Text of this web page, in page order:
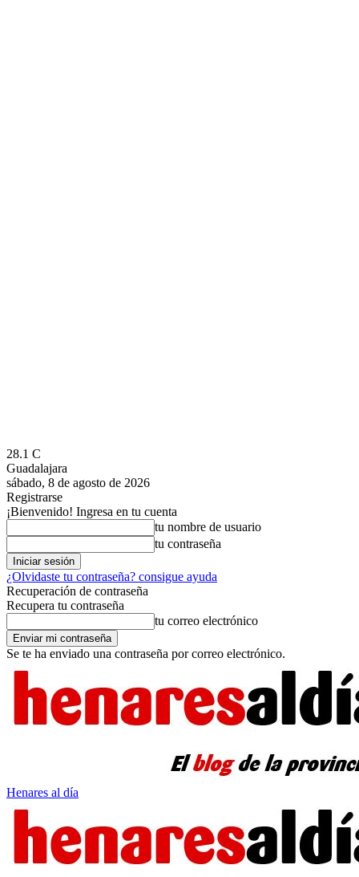
28.1 C
Guadalajara
sábado, 8 de agosto de 2026
Registrarse
¡Bienvenido! Ingresa en tu cuenta
tu nombre de usuario
tu contraseña
¿Olvidaste tu contraseña? consigue ayuda
Recuperación de contraseña
Recupera tu contraseña
tu correo electrónico
Se te ha enviado una contraseña por correo electrónico.
Henares al día